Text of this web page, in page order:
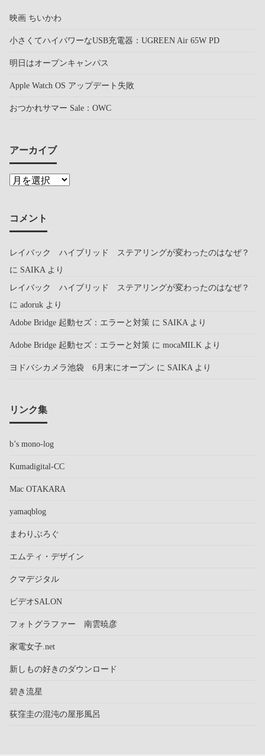
映画 ちいかわ
小さくてハイパワーなUSB充電器：UGREEN Air 65W PD
明日はオープンキャンパス
Apple Watch OS アップデート失敗
おつかれサマー Sale：OWC
アーカイブ
コメント
レイバック ハイブリッド ステアリングが変わったのはなぜ？
に SAIKA より
レイバック ハイブリッド ステアリングが変わったのはなぜ？
に adoruk より
Adobe Bridge 起動セズ：エラーと対策 に SAIKA より
Adobe Bridge 起動セズ：エラーと対策 に mocaMILK より
ヨドバシカメラ池袋 6月末にオープン に SAIKA より
リンク集
b’s mono-log
Kumadigital-CC
Mac OTAKARA
yamaqblog
まわりぶろぐ
エムティ・デザイン
クマデジタル
ビデオSALON
フォトグラファー 南雲暁彦
家電女子.net
新しもの好きのダウンロード
碧き流星
荻窪圭の混沌の屋形風呂